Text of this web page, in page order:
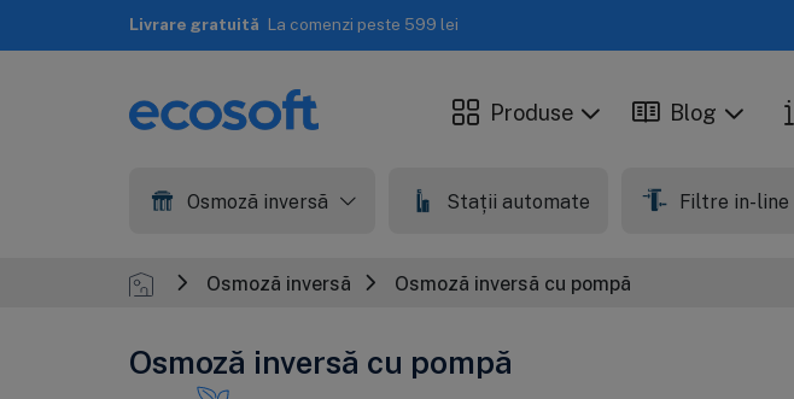
Livrare rapidă A doua zi lucrătoare
Produse Blog
Osmoză inversă Stații automate Filtre in-line
Osmoză inversă Osmoză inversă cu pompă
Osmoză inversă cu pompă